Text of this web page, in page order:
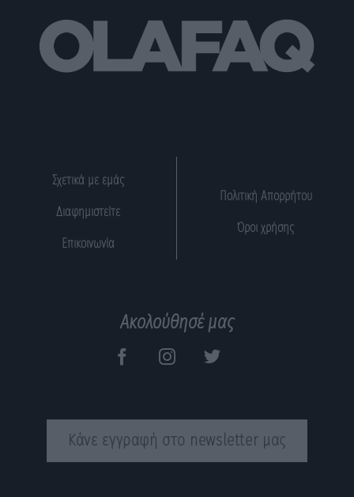
Σχετικά με εμάς
Διαφημιστείτε
Επικοινωνία
Πολιτική Απορρήτου
Όροι χρήσης
Ακολούθησέ μας
Κάνε εγγραφή στο newsletter μας